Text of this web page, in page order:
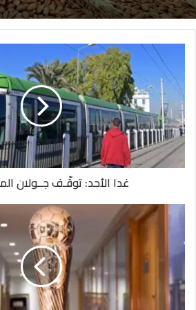
غدا الأحد: توقّـف جــولان